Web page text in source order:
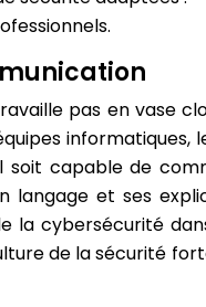
pas en vase
soit capable de
langage et ses
la cybersécurité
de la sécurité